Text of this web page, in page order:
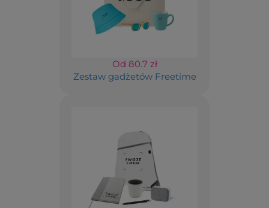
Od 80.7 zł
Zestaw gadżetów Freetime